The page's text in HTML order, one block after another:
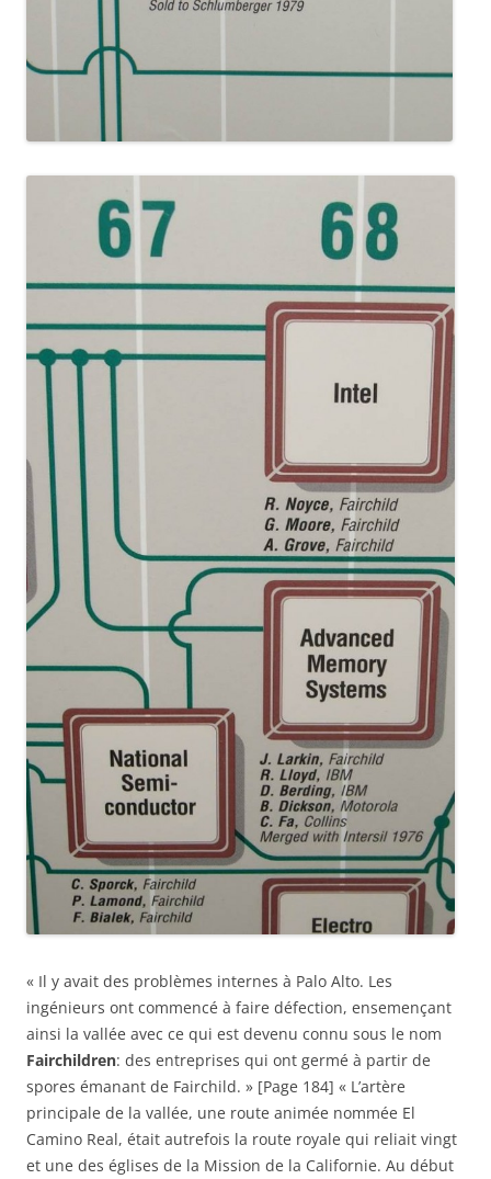
« Il y avait des problèmes internes à Palo Alto. Les
ingénieurs ont commencé à faire défection, ensemençant
ainsi la vallée avec ce qui est devenu connu sous le nom
Fairchildren: des entreprises qui ont germé à partir de
spores émanant de Fairchild. » [Page 184] « L’artère
principale de la vallée, une route animée nommée El
Camino Real, était autrefois la route royale qui reliait vingt
et une des églises de la Mission de la Californie. Au début